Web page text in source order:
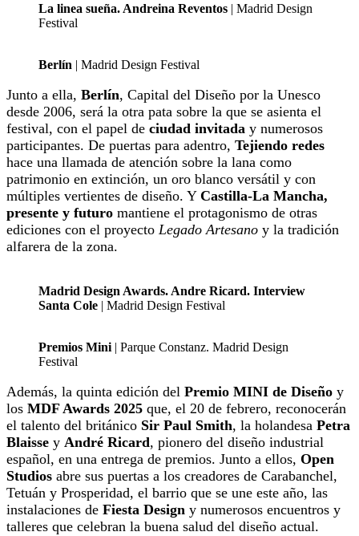
La linea sueña. Andreina Reventos | Madrid Design
Festival
Berlín | Madrid Design Festival
Junto a ella, Berlín, Capital del Diseño por la Unesco
desde 2006, será la otra pata sobre la que se asienta el
festival, con el papel de ciudad invitada y numerosos
participantes. De puertas para adentro, Tejiendo redes
hace una llamada de atención sobre la lana como
patrimonio en extinción, un oro blanco versátil y con
múltiples vertientes de diseño. Y Castilla-La Mancha,
presente y futuro mantiene el protagonismo de otras
ediciones con el proyecto Legado Artesano y la tradición
alfarera de la zona.
Madrid Design Awards. Andre Ricard. Interview
Santa Cole | Madrid Design Festival
Premios Mini | Parque Constanz. Madrid Design
Festival
Además, la quinta edición del Premio MINI de Diseño y
los MDF Awards 2025 que, el 20 de febrero, reconocerán
el talento del británico Sir Paul Smith, la holandesa Petra
Blaisse y André Ricard, pionero del diseño industrial
español, en una entrega de premios. Junto a ellos, Open
Studios abre sus puertas a los creadores de Carabanchel,
Tetuán y Prosperidad, el barrio que se une este año, las
instalaciones de Fiesta Design y numerosos encuentros y
talleres que celebran la buena salud del diseño actual.